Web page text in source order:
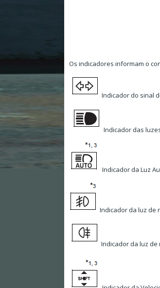
Os indicadores informam o
Indicador do sinal
Indicador das
Indicador da Luz
Indicador da luz de
Indicador da luz